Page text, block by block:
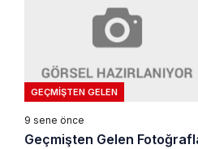
GEÇMIŞTEN GELEN
9 sene önce
Geçmişten Gelen